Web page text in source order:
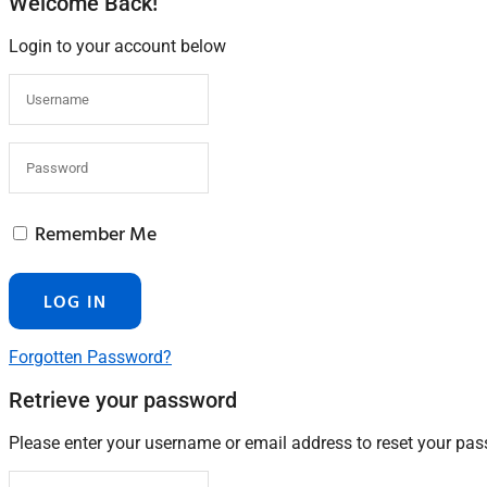
Login to your account below
Remember Me
Forgotten Password?
Retrieve your password
Please enter your username or email address to reset your